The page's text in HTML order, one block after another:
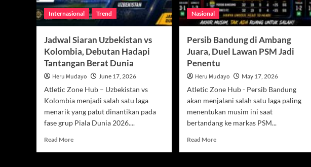
2030
Internasional Trend
Jadwal Siaran Uzbekistan vs
Kolombia, Debutan Hadapi
Tantangan Berat Dunia
Heru Mudayo June 17, 2026
Atletic Zone Hub – Uzbekistan vs
Kolombia menjadi salah satu laga
menarik yang patut dinantikan pada
fase grup Piala Dunia 2026....
Read MoreRead
Nasional
Persib Bandung di Ambang
Juara, Duel Lawan PSM Jadi
Penentu
Heru Mudayo May 17, 2026
Atletic Zone Hub - Persib Bandung
akan menjalani salah satu laga paling
menentukan musim ini saat
bertandang ke markas PSM...
Read MoreRead